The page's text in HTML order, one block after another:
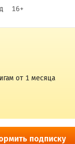
16+
от 1 месяца
подписку